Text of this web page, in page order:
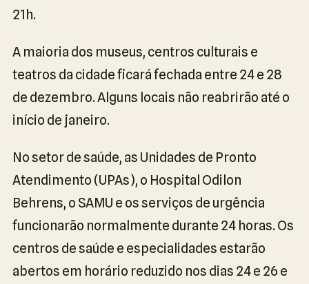
21h.
A maioria dos museus, centros culturais e
teatros da cidade ficará fechada entre 24 e 28
de dezembro. Alguns locais não reabrirão até o
início de janeiro.
No setor de saúde, as Unidades de Pronto
Atendimento (UPAs), o Hospital Odilon
Behrens, o SAMU e os serviços de urgência
funcionarão normalmente durante 24 horas. Os
centros de saúde e especialidades estarão
abertos em horário reduzido nos dias 24 e 26 e